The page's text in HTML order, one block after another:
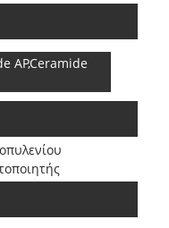
AP,Ceramide